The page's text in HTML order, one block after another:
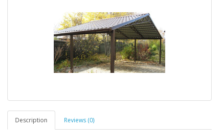
Description Reviews (0)